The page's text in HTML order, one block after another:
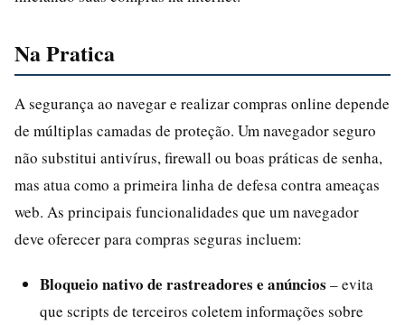
Na Pratica
A segurança ao navegar e realizar compras online depende
de múltiplas camadas de proteção. Um navegador seguro
não substitui antivírus, firewall ou boas práticas de senha,
mas atua como a primeira linha de defesa contra ameaças
web. As principais funcionalidades que um navegador
deve oferecer para compras seguras incluem:
Bloqueio nativo de rastreadores e anúncios – evita
que scripts de terceiros coletem informações sobre